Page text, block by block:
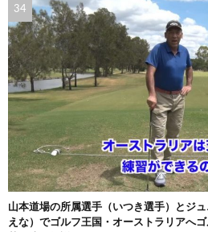
山本道場の所属選手（いつき選手）とジ
えな）でゴルフ王国・オーストラリアへ